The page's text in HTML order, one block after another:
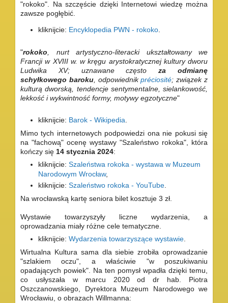
"rokoko". Na szczęście dzięki Internetowi wiedzę można
zawsze pogłębić.
kliknijcie: Encyklopedia PWN - rokoko
"rokoko
nurt artystyczno-literacki ukształtowany we
Francji w XVIII w. w kręgu arystokratycznej kultury dworu
Ludwika XV; uznawane często za odmianę
schyłkowego baroku, odpowiednikpréciosité; związek z
kulturą dworską, tendencje sentymentalne, sielankowość,
lekkość i wykwintność formy, motywy egzotyczne"
kliknijcie: Barok - Wikipedia
Mimo tych internetowych podpowiedzi ona nie pokusi się
na "fachową" ocenę wystawy "Szaleństwo rokoka", która
kończy się 14 stycznia 2024:
kliknijcie: Szaleństwa rokoka - wystawa w Muzeum
Narodowym Wrocław,
kliknijcie: Szaleństwo rokoka - YouTube
Na wrocławską kartę seniora bilet kosztuje 3 zł.
Wystawie towarzyszyły liczne wydarzenia, a
oprowadzania miały różne cele tematyczne.
kliknijcie: Wydarzenia towarzyszące wystawie
Wirtualna Kultura sama dla siebie zrobiła oprowadzanie
"szlakiem oczu", a właściwie "w poszukiwaniu
opadających powiek". Na ten pomysł wpadła dzięki temu,
co usłyszała w marcu 2020 od dr hab. Piotra
Oszczanowskiego, Dyrektora Muzeum Narodowego we
Wrocławiu, o obrazach Willmanna: